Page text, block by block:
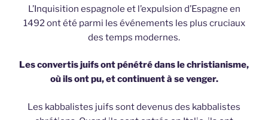
L’Inquisition espagnole et l’expulsion d’Espagne en
1492 ont été parmi les événements les plus cruciaux
des temps modernes.
Les convertis juifs ont pénétré dans le christianisme,
où ils ont pu, et continuent à se venger.
Les kabbalistes juifs sont devenus des kabbalistes